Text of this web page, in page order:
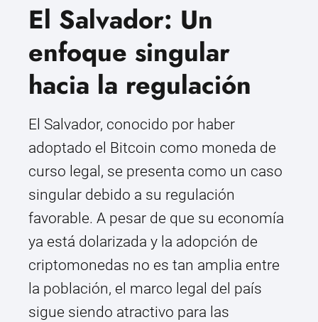
El Salvador: Un
enfoque singular
hacia la regulación
El Salvador, conocido por haber
adoptado el Bitcoin como moneda de
curso legal, se presenta como un caso
singular debido a su regulación
favorable. A pesar de que su economía
ya está dolarizada y la adopción de
criptomonedas no es tan amplia entre
la población, el marco legal del país
sigue siendo atractivo para las